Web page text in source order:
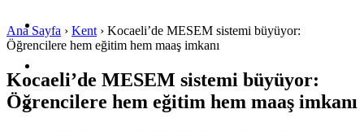
SPOR
SAĞLIK
Ana Sayfa › Kent › Kocaeli’de MESEM sistemi büyüyor:
Öğrencilere hem eğitim hem maaş imkanı
Kocaeli’de MESEM sistemi büyüyor:
Öğrencilere hem eğitim hem maaş imkanı